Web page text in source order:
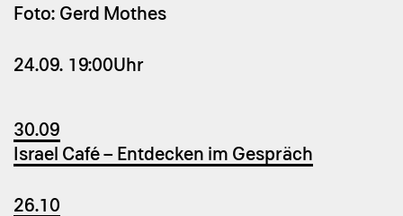
Foto: Gerd Mo­thes
24.09. 19:00Uhr
30.09
Israel Café – Entdecken im Gespräch
26.10